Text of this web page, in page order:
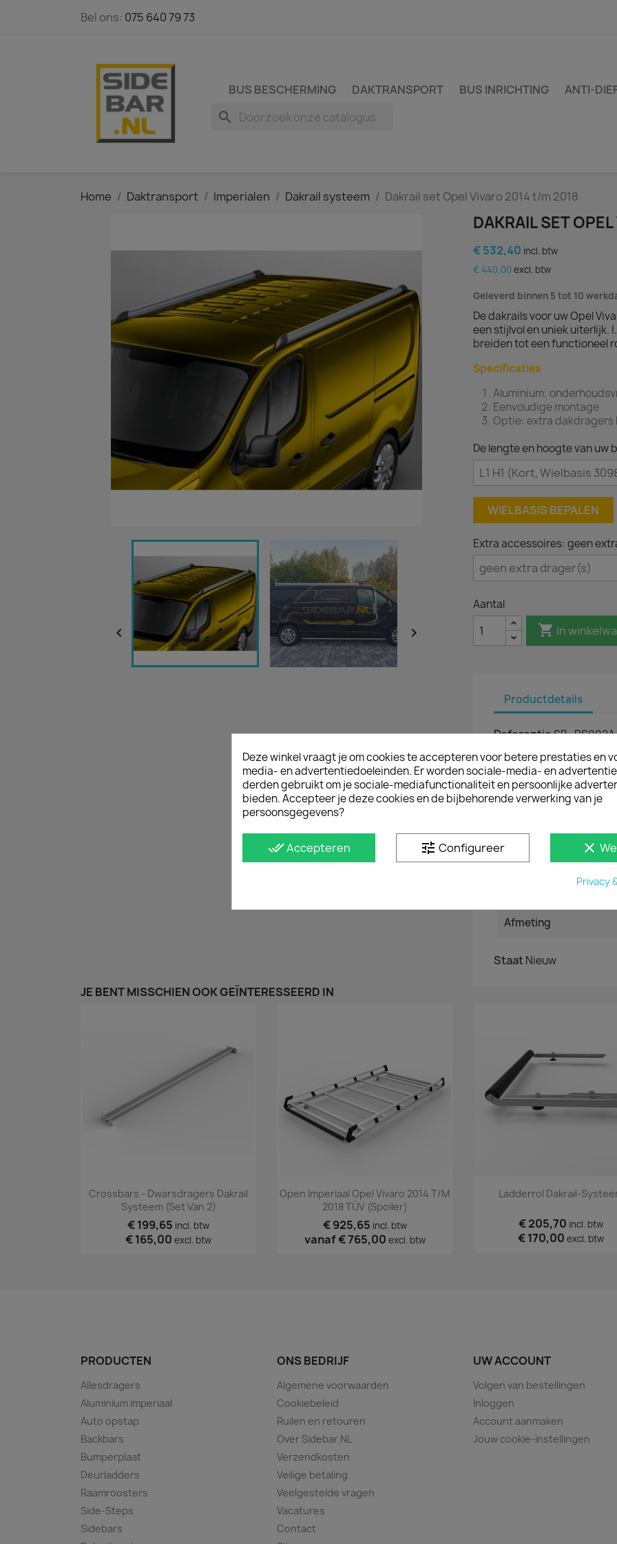
Bel ons: 075 640 79 73
BUS BESCHERMING DAKTRANSPORT BUS INRICHTING ANTI-
search
Home Daktransport Imperialen Dakrail systeem Dakrail set Opel Vivaro 2014 t/m 2018
 
DAKRAIL SET
€ 532,40 incl. btw
€ 440,00 excl. btw
Geleverd binnen 5 tot 10
De dakrails voor uw Opel
een stijlvol en uniek uiterlijk.
breiden tot een functioneel
Specificaties
Aluminium;
Eenvoudige montage
Optie: extra dakdragers
De lengte en hoogte van uw
WIELBASIS BEPALEN
Extra accessoires: geen
Aantal
 In
Productdetails
ReferentieSB_RS002A
Datasheet
Automerk en type
Afmeting
Staat Nieuw
JE BENT MISSCHIEN OOK GEÏNTERESSEERD IN
 Snel bekijken
Crossbars - Dwarsdragers Dakrail
Systeem (set Van 2)
€ 199,65 incl. btw
€ 165,00 excl. btw
Snel bekijken
Open Imperiaal Opel Vivaro 2014 T/m
2018 TÜV (spoiler)
€ 925,65 incl. btw
vanaf€ 765,00 excl. btw
Snel bekijken
Ladderrol Dakrail-
€ 205,70 incl. btw
€ 170,00 excl. btw
PRODUCTEN
Allesdragers
Aluminium imperiaal
Auto opstap
Backbars
Bumperplaat
Deurladders
Raamroosters
Side-Steps
Sidebars
ONS BEDRIJF
Algemene voorwaarden
Cookiebeleid
Ruilen en retouren
Over Sidebar.NL
Verzendkosten
Veilige betaling
Veelgestelde vragen
Vacatures
Contact
UW ACCOUNT
Volgen van bestellingen
Inloggen
Account aanmaken
Jouw cookie-instellingen
Deze winkel vraagt je om cookies te accepteren voor betere prestaties en
media- en advertentiedoeleinden. Er worden sociale-media- en
derden gebruikt om je sociale-mediafunctionaliteit en persoonlijke
bieden. Accepteer je deze cookies en de bijbehorende verwerking van je
persoonsgegevens?
done_allAccepteren tune Configureer clear
Privacy